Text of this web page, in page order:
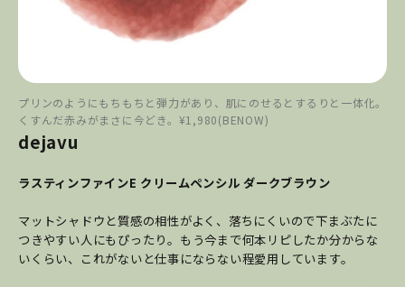
プリンのようにもちもちと弾力があり、肌にのせるとするりと一体化。
くすんだ赤みがまさに今どき。¥1,980(BENOW)
dejavu
ラスティンファインE クリームペンシル ダークブラウン
マットシャドウと質感の相性がよく、落ちにくいので下まぶたに
つきやすい人にもぴったり。もう今まで何本リピしたか分からな
いくらい、これがないと仕事にならない程愛用しています。